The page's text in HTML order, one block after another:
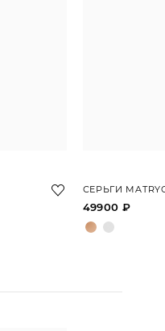
СЕРЬГИ
49900 ₽